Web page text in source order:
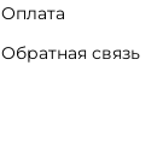
Оплата
Обратная связь